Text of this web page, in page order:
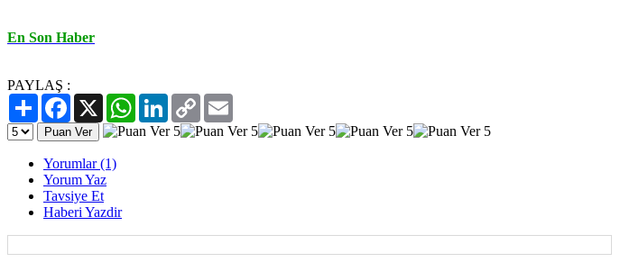
En Son Haber
PAYLAŞ :
PaylaşFacebook
X WhatsAppLinkedIn
Copy
Link
Yorumlar (1)
Yorum Yaz
Tavsiye Et
Haberi Yazdir